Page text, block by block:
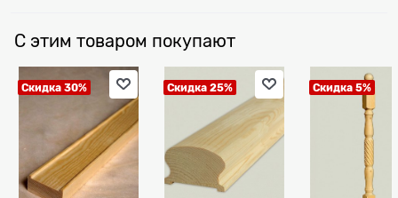
С этим товаром покупают
Скидка 30% Скидка 25% Скидка 5%